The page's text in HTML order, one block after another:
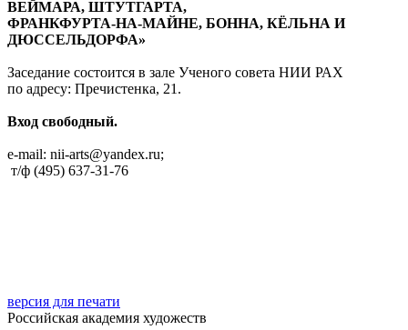
ВЕЙМАРА, ШТУТГАРТА,
ФРАНКФУРТА-НА-МАЙНЕ, БОННА, КЁЛЬНА И
ДЮССЕЛЬДОРФА»
Заседание состоится в зале Ученого совета НИИ РАХ
по адресу: Пречистенка, 21.
Вход свободный.
e-mail: nii-arts@yandex.ru;
т/ф (495) 637-31-76
версия для печати
Российская академия художеств